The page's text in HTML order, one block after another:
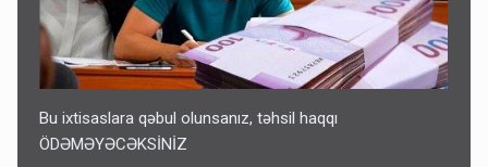
Bu ixtisaslara qəbul olunsanız, təhsil haqqı
ÖDƏMƏYƏCƏKSİNİZ